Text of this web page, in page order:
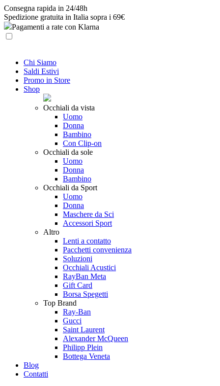
Skip
to
content
Consegna rapida in 24/48h
Spedizione gratuita in Italia sopra i 69€
Pagamenti a rate con Klarna
Chi Siamo
Saldi Estivi
Promo in Store
Shop
Occhiali da vista
Uomo
Donna
Bambino
Con Clip-on
Occhiali da sole
Uomo
Donna
Bambino
Occhiali da Sport
Uomo
Donna
Maschere da Sci
Accessori Sport
Altro
Lenti a contatto
Pacchetti convenienza
Soluzioni
Occhiali Acustici
RayBan Meta
Gift Card
Borsa Spegetti
Top Brand
Ray-Ban
Gucci
Saint Laurent
Alexander McQueen
Philipp Plein
Bottega Veneta
Blog
Contatti